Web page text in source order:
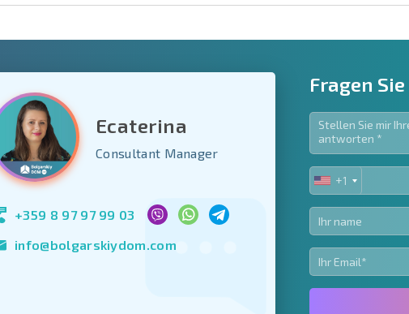
Newsletter abonnieren |
Nutzung Ihrer Daten zu.
Eine
Ecaterina
Consultant Manager
+359 8 97 97 99 03
info@bolgarskiydom.com
Fragen
UNITED
STATES
+1
+1